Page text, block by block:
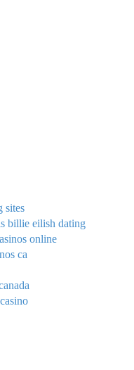
sites
billie eilish dating
online
ca